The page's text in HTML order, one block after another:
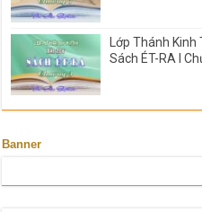
Lớp Thánh
Sách ÉT-RA I
Banner